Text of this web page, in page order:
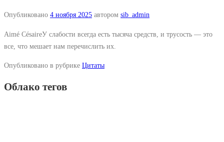
Опубликовано 4 ноября 2025 автором sib_admin
Aimé CésaireУ слабости всегда есть тысяча средств, и трусость — это
все, что мешает нам перечислить их.
Опубликовано в рубрике Цитаты
Облако тегов